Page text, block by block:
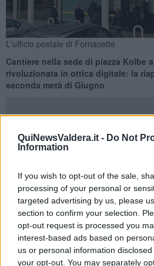
QuiNewsValdera.it - Do Not
Information
If you wish to opt-out of the sale,
processing of your personal or
targeted advertising by us, please
section to confirm your selection.
opt-out request is processed you
interest-based ads based on
us or personal information
your opt-out. You may separately
L'ufficio postale di Fornacette
Cantiere nella sede di piazza Kolbe
rivoluzionata in ottica digitale: la
seconda metà di Giugno
ufficio postale di Fornacette
. Che,
sottoposto ad alcuni interventi
almeno sino alla seconda metà di
Da tempo, ormai, gli uffici postali dei
interessati dai cantieri del progetto
piazza Kolbe, non fa differenza: in
trasformerà in uno sportello unico